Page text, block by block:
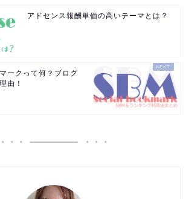
アドセンス報酬単価の高いテーマとは？
ークって何？ブログ
由！